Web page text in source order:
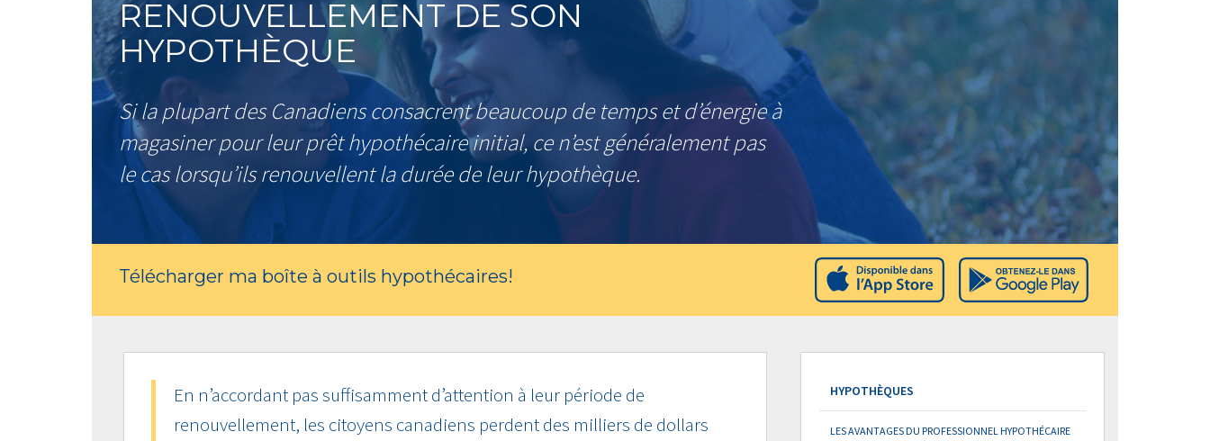
RENOUVELLEMENT DE SON
HYPOTHÈQUE
Si la plupart des Canadiens consacrent beaucoup de temps et d’énergie à
magasiner pour leur prêt hypothécaire initial, ce n’est généralement pas
le cas lorsqu’ils renouvellent la durée de leur hypothèque.
Télécharger ma boîte à outils hypothécaires!
En n’accordant pas suffisamment d’attention à leur période de
renouvellement, les citoyens canadiens perdent des milliers de dollars
HYPOTHÈQUES
LES AVANTAGES DU PROFESSIONNEL HYPOTHÉCAIRE